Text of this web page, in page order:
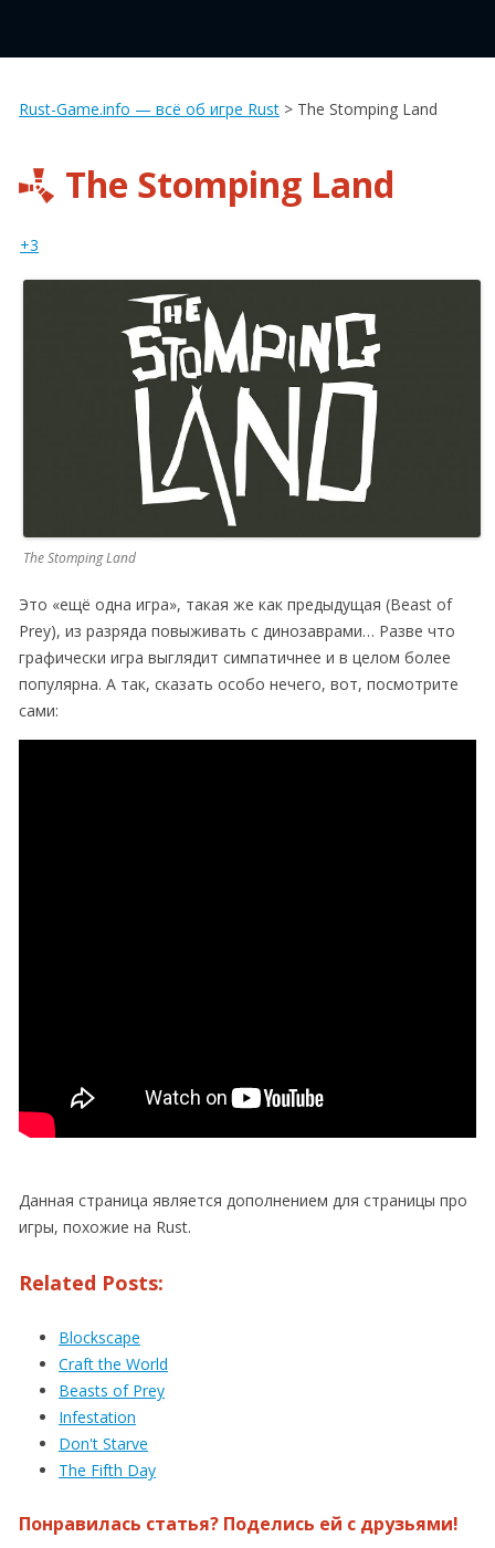
Rust-Game.info — всё об игре Rust > The Stomping Land
The Stomping Land
+3
The Stomping Land
Это «ещё одна игра», такая же как предыдущая (Beast of
Prey), из разряда повыживать с динозаврами… Разве что
графически игра выглядит симпатичнее и в целом более
популярна. А так, сказать особо нечего, вот, посмотрите
сами:
Данная страница является дополнением для страницы про
игры, похожие на Rust.
Related Posts:
Blockscape
Craft the World
Beasts of Prey
Infestation
Don't Starve
The Fifth Day
Понравилась статья? Поделись ей с друзьями!